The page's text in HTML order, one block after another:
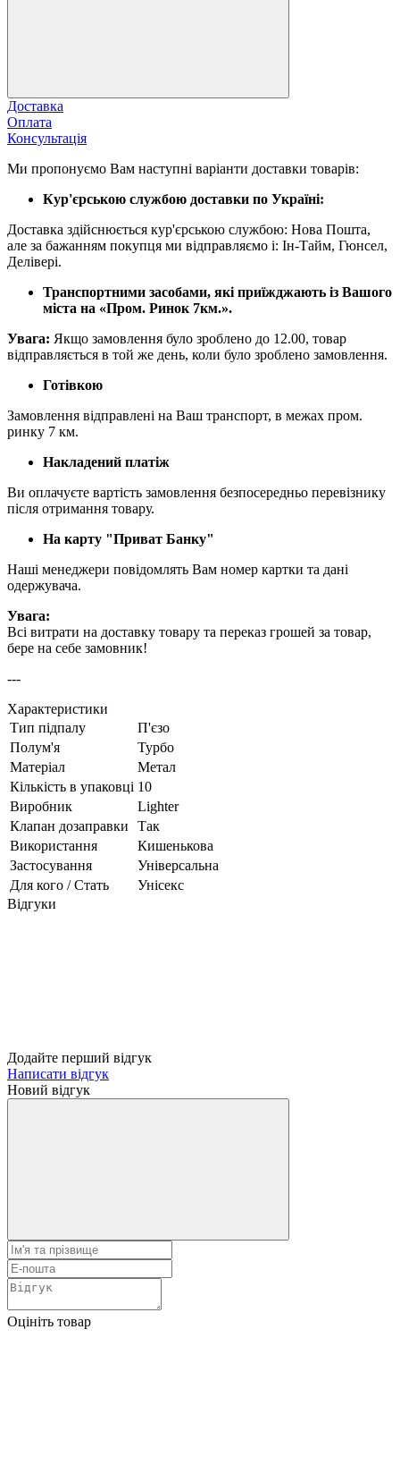
Доставка
Оплата
Консультація
Ми пропонуємо Вам наступні варіанти доставки товарів:
Кур'єрською службою доставки по Україні:
Доставка здійснюється кур'єрською службою: Нова Пошта,
але за бажанням покупця ми відправляємо і: Ін-Тайм, Гюнсел,
Делівері.
Транспортними засобами, які приїжджають із Вашого
міста на «Пром. Ринок 7км.».
Увага: Якщо замовлення було зроблено до 12.00, товар
відправляється в той же день, коли було зроблено замовлення.
Готівкою
Замовлення відправлені на Ваш транспорт, в межах пром.
ринку 7 км.
Накладений платіж
Ви оплачуєте вартість замовлення безпосередньо перевізнику
після отримання товару.
На карту "Приват Банку"
Наші менеджери повідомлять Вам номер картки та дані
одержувача.
Увага:
Всі витрати на доставку товару та переказ грошей за товар,
бере на себе замовник!
---
Характеристики
Тип підпалу
П'єзо
Полум'я
Турбо
Матеріал
Метал
Кількість в упаковці 10
Виробник
Lighter
Клапан дозаправки
Так
Використання
Кишенькова
Застосування
Універсальна
Для кого / Стать
Унісекс
Відгуки
Додайте перший відгук
Написати відгук
Новий відгук
Оцініть товар